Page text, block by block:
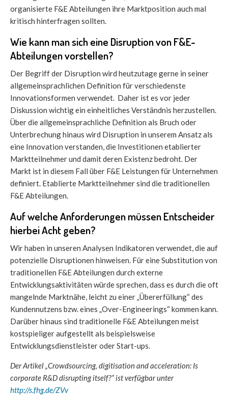
organisierte F&E Abteilungen ihre Marktposition auch mal
kritisch hinterfragen sollten.
Wie kann man sich eine Disruption von F&E-
Abteilungen vorstellen?
Der Begriff der Disruption wird heutzutage gerne in seiner
allgemeinsprachlichen Definition für verschiedenste
Innovationsformen verwendet. Daher ist es vor jeder
Diskussion wichtig ein einheitliches Verständnis herzustellen.
Über die allgemeinsprachliche Definition als Bruch oder
Unterbrechung hinaus wird Disruption in unserem Ansatz als
eine Innovation verstanden, die Investitionen etablierter
Marktteilnehmer und damit deren Existenz bedroht. Der
Markt ist in diesem Fall über F&E Leistungen für Unternehmen
definiert. Etablierte Marktteilnehmer sind die traditionellen
F&E Abteilungen.
Auf welche Anforderungen müssen Entscheider
hierbei Acht geben?
Wir haben in unseren Analysen Indikatoren verwendet, die auf
potenzielle Disruptionen hinweisen. Für eine Substitution von
traditionellen F&E Abteilungen durch externe
Entwicklungsaktivitäten würde sprechen, dass es durch die oft
mangelnde Marktnähe, leicht zu einer „Übererfüllung“ des
Kundennutzens bzw. eines „Over-Engineerings“ kommen kann.
Darüber hinaus sind traditionelle F&E Abteilungen meist
kostspieliger aufgestellt als beispielsweise
Entwicklungsdienstleister oder Start-ups.
Der Artikel „Crowdsourcing, digitisation and acceleration: Is
corporate R&D disrupting itself?“ ist verfügbar unter
http://s.fhg.de/ZVv